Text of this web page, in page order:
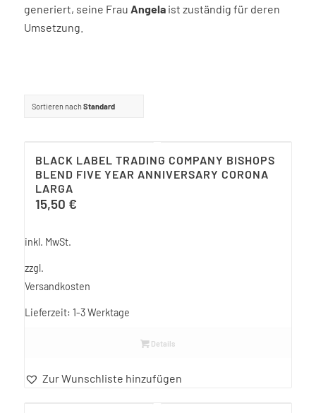
generiert, seine Frau Angelaist zuständig für deren
Umsetzung.
Sortieren nach Standard
BLACK LABEL TRADING COMPANY BISHOPS
BLEND FIVE YEAR ANNIVERSARY CORONA
LARGA
15,50 €
inkl. MwSt.
zzgl.
Versandkosten
Lieferzeit: 1-3 Werktage
Details
Zur Wunschliste hinzufügen